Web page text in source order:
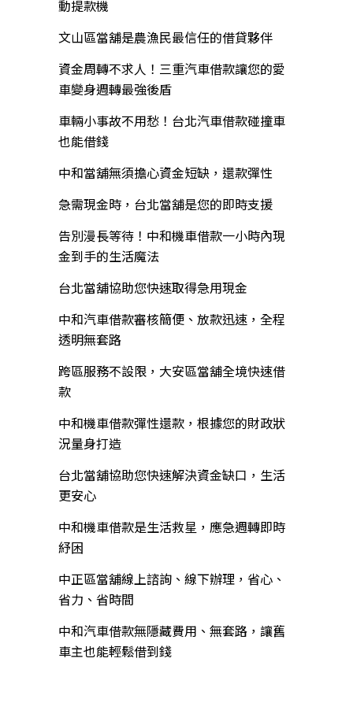
動提款機
文山區當舖是農漁民最信任的借貸夥伴
資金周轉不求人！三重汽車借款讓您的愛
車變身週轉最強後盾
車輛小事故不用愁！台北汽車借款碰撞車
也能借錢
中和當舖無須擔心資金短缺，還款彈性
急需現金時，台北當舖是您的即時支援
告別漫長等待！中和機車借款一小時內現
金到手的生活魔法
台北當舖協助您快速取得急用現金
中和汽車借款審核簡便、放款迅速，全程
透明無套路
跨區服務不設限，大安區當舖全境快速借
款
中和機車借款彈性還款，根據您的財政狀
況量身打造
台北當舖協助您快速解決資金缺口，生活
更安心
中和機車借款是生活救星，應急週轉即時
紓困
中正區當舖線上諮詢、線下辦理，省心、
省力、省時間
中和汽車借款無隱藏費用、無套路，讓舊
車主也能輕鬆借到錢